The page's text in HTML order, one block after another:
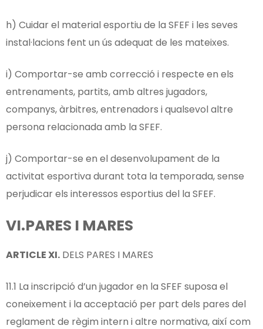
h) Cuidar el material esportiu de la SFEF i les seves
instal·lacions fent un ús adequat de les mateixes.
i) Comportar-se amb correcció i respecte en els
entrenaments, partits, amb altres jugadors,
companys, àrbitres, entrenadors i qualsevol altre
persona relacionada amb la SFEF.
j) Comportar-se en el desenvolupament de la
activitat esportiva durant tota la temporada, sense
perjudicar els interessos esportius del la SFEF.
VI.PARES I MARES
ARTICLEXI. DELS PARES I MARES
11.1 La inscripció d’un jugador en la SFEF suposa el
coneixement i la acceptació per part dels pares del
reglament de règim intern i altre normativa, així com